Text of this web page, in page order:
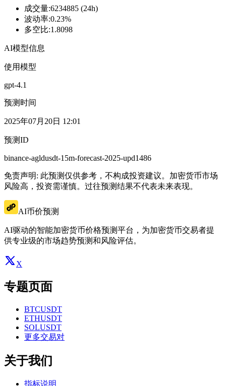
成交量:6234885 (24h)
波动率:0.23%
多空比:1.8098
AI模型信息
使用模型
gpt-4.1
预测时间
2025年07月20日 12:01
预测ID
binance-agldusdt-15m-forecast-2025-upd1486
免责声明: 此预测仅供参考，不构成投资建议。加密货币市场
风险高，投资需谨慎。过往预测结果不代表未来表现。
AI币价预测
AI驱动的智能加密货币价格预测平台，为加密货币交易者提
供专业级的市场趋势预测和风险评估。
X
专题页面
BTCUSDT
ETHUSDT
SOLUSDT
更多交易对
关于我们
指标说明